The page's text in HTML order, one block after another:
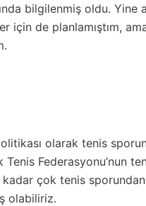
bilgilenmiş oldu. Yine
için de planlamıştım,
olarak tenis
Federasyonu’nun
çok tenis
olabiliriz.